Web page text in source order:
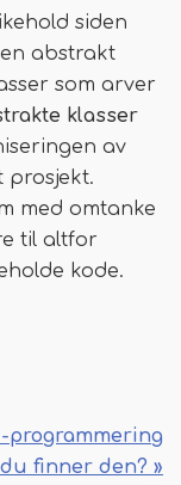
siden
abstrakt
som arver
klasser
av
prosjekt.
med omtanke
til altfor
kode.
programmering
finner den? »